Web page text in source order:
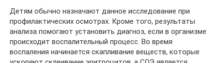
Детям обычно назначают данное исследование при
профилактических осмотрах. Кроме того, результаты
анализа помогают установить диагноз, если в организме
происходит воспалительный процесс. Во время
воспаления начинается скапливание веществ, которые